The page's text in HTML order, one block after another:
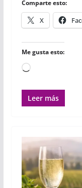
Comparte esto:
X
Me gusta esto:
Cargando...
Leer más